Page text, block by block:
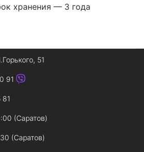
хранения — 3 года
51
91
(Саратов)
(Саратов)